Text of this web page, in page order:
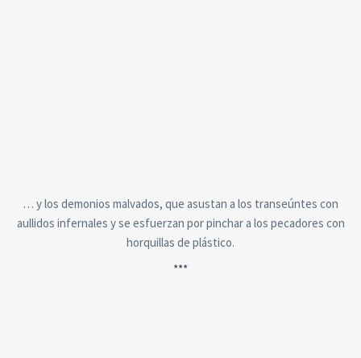
… y los demonios malvados, que asustan a los transeúntes con
aullidos infernales y se esfuerzan por pinchar a los pecadores con
horquillas de plástico.
***